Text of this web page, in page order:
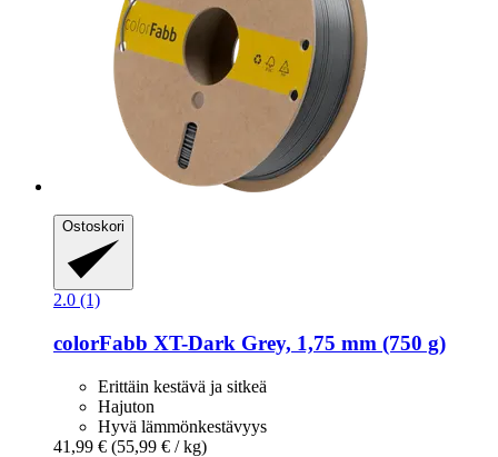
Ostoskori
2.0 (1)
colorFabb XT-​Dark Grey, 1,75 mm (750 g)
Erittäin kestävä ja sitkeä
Hajuton
Hyvä lämmönkestävyys
41,99 € (55,99 € / kg)